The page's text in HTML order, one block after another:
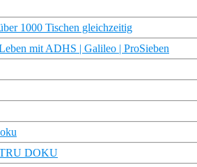
1000 Tischen gleichzeitig
mit ADHS | Galileo | ProSieben
TRU DOKU